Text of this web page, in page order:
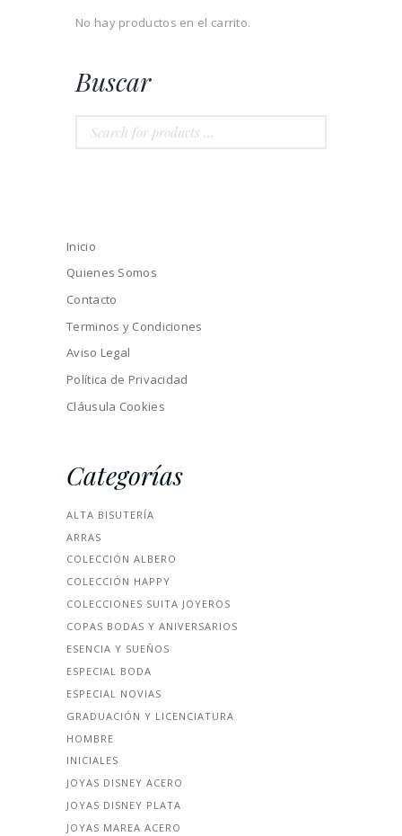
No hay productos en el carrito.
Buscar
Inicio
Quienes Somos
Contacto
Terminos y Condiciones
Aviso Legal
Política de Privacidad
Cláusula Cookies
Categorías
ALTA BISUTERÍA
ARRAS
COLECCIÓN ALBERO
COLECCIÓN HAPPY
COLECCIONES SUITA JOYEROS
COPAS BODAS Y ANIVERSARIOS
ESENCIA Y SUEÑOS
ESPECIAL BODA
ESPECIAL NOVIAS
GRADUACIÓN Y LICENCIATURA
HOMBRE
INICIALES
JOYAS DISNEY ACERO
JOYAS DISNEY PLATA
JOYAS MAREA ACERO